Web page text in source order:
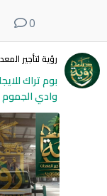
0
رؤية لتأجير
وادي الجموم